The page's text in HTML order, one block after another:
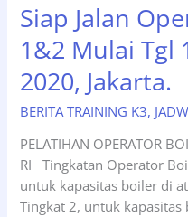
01-
06
Februari
2021,
Blended
Siap Jalan
1&2 Mulai Tgl
2020, Jakarta.
BERITA TRAINING K3,
PELATIHAN OPERATOR
RI Tingkatan Operator
untuk kapasitas boiler di
Tingkat 2, untuk